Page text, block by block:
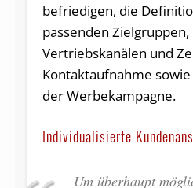
befriedigen, die
passenden
Vertriebskanälen und
Kontaktaufnahme
der Werbekampagne.
Individualisierte
Um überhaupt